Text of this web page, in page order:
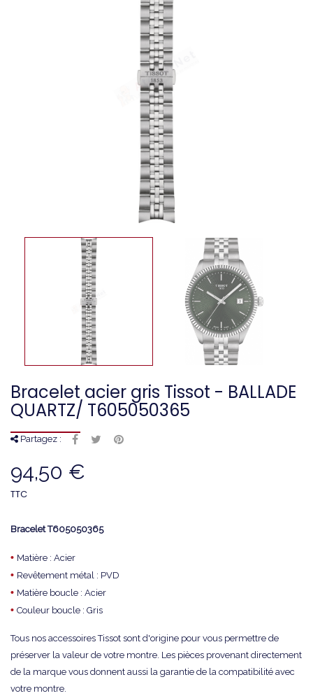
Bracelet acier gris Tissot - BALLADE
QUARTZ/ T605050365
Partagez :
94,50 €
TTC
BraceletT605050365
• Matière : Acier
• Revêtement métal : PVD
• Matière boucle : Acier
• Couleur boucle : Gris
Tous nos accessoires Tissot sont d'origine pour vous permettre de
préserver la valeur de votre montre. Les pièces provenant directement
de la marque vous donnent aussi la garantie de la compatibilité avec
votre montre.